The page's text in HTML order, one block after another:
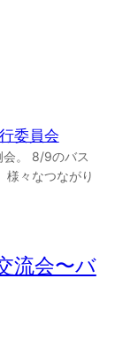
委員会
会。 8/9のバス
様々なつながり
流会〜バ